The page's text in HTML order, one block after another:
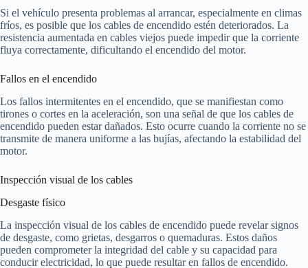
Si el vehículo presenta problemas al arrancar, especialmente en climas
fríos, es posible que los cables de encendido estén deteriorados. La
resistencia aumentada en cables viejos puede impedir que la corriente
fluya correctamente, dificultando el encendido del motor.
Fallos en el encendido
Los fallos intermitentes en el encendido, que se manifiestan como
tirones o cortes en la aceleración, son una señal de que los cables de
encendido pueden estar dañados. Esto ocurre cuando la corriente no se
transmite de manera uniforme a las bujías, afectando la estabilidad del
motor.
Inspección visual de los cables
Desgaste físico
La inspección visual de los cables de encendido puede revelar signos
de desgaste, como grietas, desgarros o quemaduras. Estos daños
pueden comprometer la integridad del cable y su capacidad para
conducir electricidad, lo que puede resultar en fallos de encendido.